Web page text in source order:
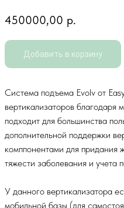
450000,00 р.
Добавить в корзину
Система подъема Evolv от
вертикализаторов благодаря
подходит для большинства
дополнительной поддержки
комппонентами для придания
тяжести заболевания и учета
У данного вертикализатора
мобильной базы (для